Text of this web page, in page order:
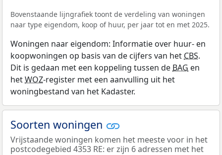
Bovenstaande lijngrafiek toont de verdeling van woningen
naar type eigendom, koop of huur, per jaar tot en met 2025.
Woningen naar eigendom: Informatie over huur- en
koopwoningen op basis van de cijfers van het CBS.
Dit is gedaan met een koppeling tussen de BAG en
hetWOZ-register met een aanvulling uit het
woningbestand van het Kadaster.
Soorten woningen
Vrijstaande woningen komen het meeste voor in het
postcodegebied 4353 RE: er zijn 6 adressen met het